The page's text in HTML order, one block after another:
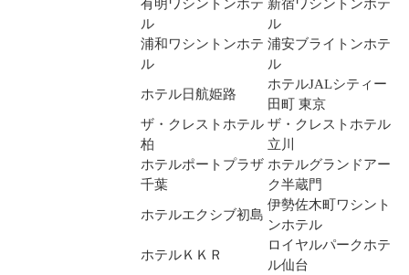
ル
ル
浦和ワシントンホテ
ル
浦安ブライトンホテ
ル
ホテル日航姫路
ホテルJALシティー
田町 東京
ザ・クレストホテル
柏
ザ・クレストホテル
立川
ホテルポートプラザ
千葉
ホテルグランドアー
ク半蔵門
ホテルエクシブ初島
伊勢佐木町ワシント
ンホテル
ホテルＫＫＲ
ロイヤルパークホテ
ル仙台